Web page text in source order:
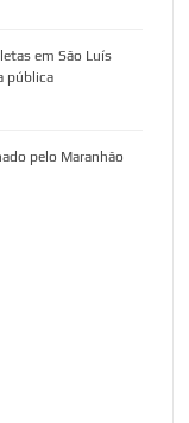
em São Luís
pública
pelo Maranhão